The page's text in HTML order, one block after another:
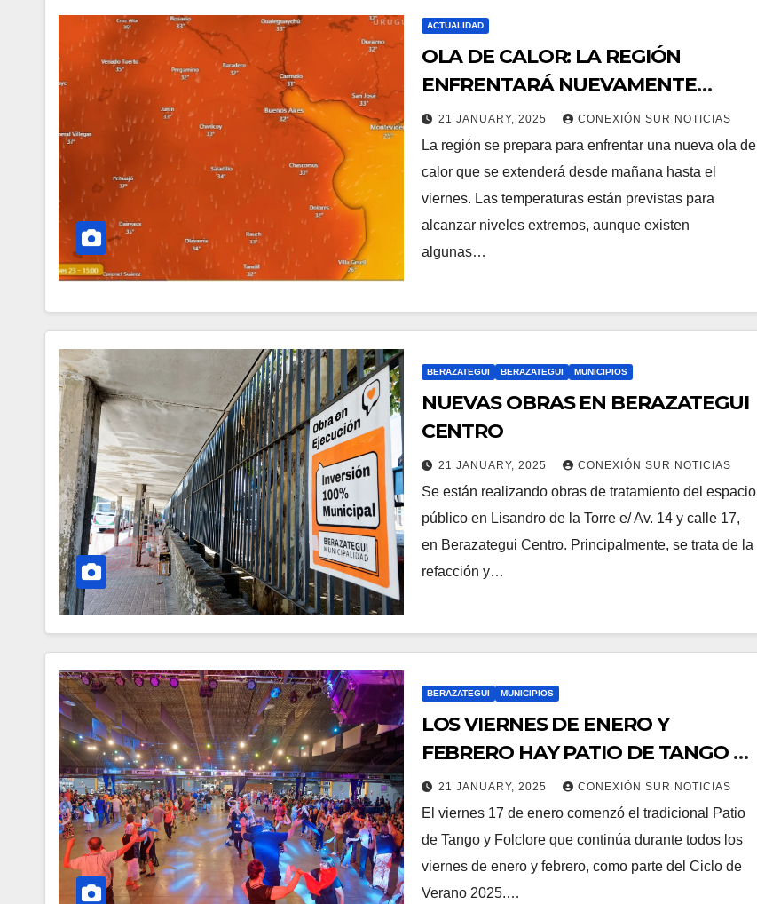
ACTUALIDAD
OLA DE CALOR: LA REGIÓN
ENFRENTARÁ NUEVAMENTE
TEMPERATURAS EXTREMAS
21 JANUARY, 2025 CONEXIÓN SUR NOTICIAS
La región se prepara para enfrentar una nueva ola de
calor que se extenderá desde mañana hasta el
viernes. Las temperaturas están previstas para
alcanzar niveles extremos, aunque existen
algunas…
BERAZATEGUI BERAZATEGUI MUNICIPIOS
NUEVAS OBRAS EN BERAZATEGUI
CENTRO
21 JANUARY, 2025 CONEXIÓN SUR NOTICIAS
Se están realizando obras de tratamiento del espacio
público en Lisandro de la Torre e/ Av. 14 y calle 17,
en Berazategui Centro. Principalmente, se trata de la
refacción y…
BERAZATEGUI MUNICIPIOS
LOS VIERNES DE ENERO Y
FEBRERO HAY PATIO DE TANGO Y
FOLCLORE EN BERAZATEGUI
21 JANUARY, 2025 CONEXIÓN SUR NOTICIAS
El viernes 17 de enero comenzó el tradicional Patio
de Tango y Folclore que continúa durante todos los
viernes de enero y febrero, como parte del Ciclo de
Verano 2025.…